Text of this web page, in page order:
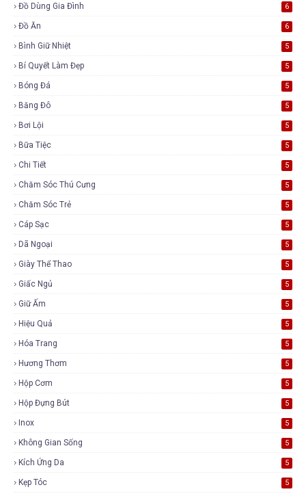
Đồ Dùng Gia Đình 6
Đồ Ăn 6
Bình Giữ Nhiệt 5
Bí Quyết Làm Đẹp 5
Bóng Đá 5
Băng Đô 5
Bơi Lội 5
Bữa Tiệc 5
Chi Tiết 5
Chăm Sóc Thú Cưng 5
Chăm Sóc Trẻ 5
Cáp Sạc 5
Dã Ngoại 5
Giày Thể Thao 5
Giấc Ngủ 5
Giữ Ấm 5
Hiệu Quả 5
Hóa Trang 5
Hương Thơm 5
Hộp Cơm 5
Hộp Đựng Bút 5
Inox 5
Không Gian Sống 5
Kích Ứng Da 5
Kẹp Tóc 5